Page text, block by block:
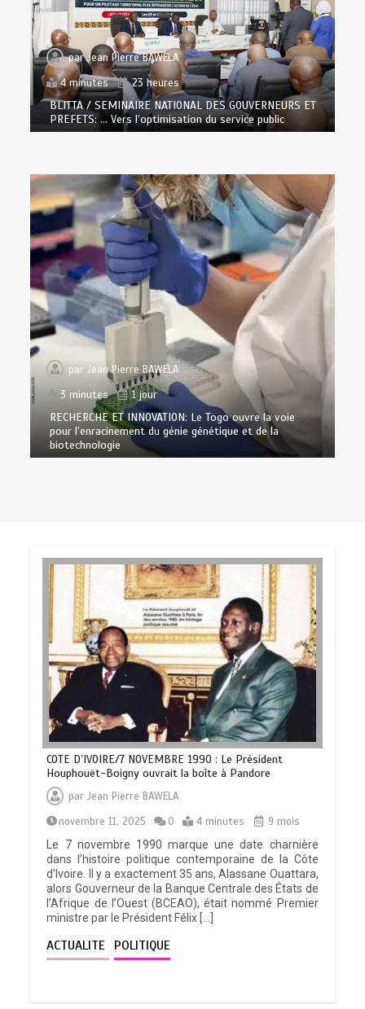
parJean Pierre BAWELA
4 minutes
23 heures
BLITTA / SEMINAIRE NATIONAL DES GOUVERNEURS ET
PREFETS: … Vers l’optimisation du service public
parJean Pierre BAWELA
3 minutes
1 jour
RECHERCHE ET INNOVATION: Le Togo ouvre la voie
pour l’enracinement du génie génétique et de la
biotechnologie
COTE D’IVOIRE/7 NOVEMBRE 1990 : Le Président
Houphouët-Boigny ouvrait la boîte à Pandore
parJean Pierre BAWELA
novembre 11, 2025
0 4 minutes
9 mois
Le 7 novembre 1990 marque une date charnière
dans l’histoire politique contemporaine de la Côte
d’Ivoire. Il y a exactement 35 ans, Alassane Ouattara,
alors Gouverneur de la Banque Centrale des États de
l’Afrique de l’Ouest (BCEAO), était nommé Premier
ministre par le Président Félix […]
ACTUALITE POLITIQUE